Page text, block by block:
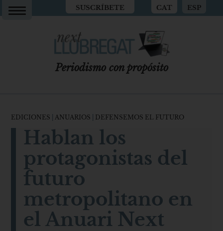
SUSCRÍBETE CAT ESP
Periodismo con propósito
EDICIONES ANUARIOS DEFENSEMOS EL FUTURO
Hablan los
protagonistas del
futuro
metropolitano en
el Anuari Next